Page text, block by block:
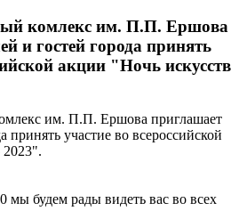
комлекс им. П.П. Ершова
и гостей города принять
акции "Ночь искусств
им. П.П. Ершова приглашает
принять участие во всероссийской
2023".
мы будем рады видеть вас во всех